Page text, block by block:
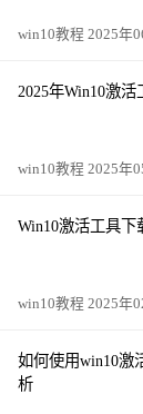
win10教程 2025年
2025年Win10激
win10教程 2025年
Win10激活工具
win10教程 2025年
如何使用win10激
析